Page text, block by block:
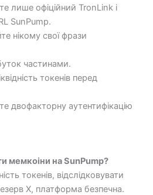
лише офіційний TronLink і
SunPump.
нікому свої фрази
частинами.
токенів перед
двофакторну аутентифікацію
мемкоіни на SunPump?
токенів, відслідковувати
X, платформа безпечна.